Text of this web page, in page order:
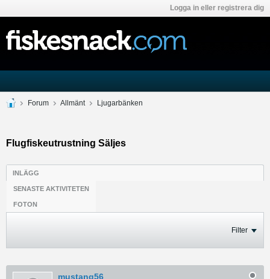
Logga in eller registrera dig
Forum Allmänt Ljugarbänken
Flugfiskeutrustning Säljes
INLÄGG
SENASTE AKTIVITETEN
FOTON
Filter
mustang56